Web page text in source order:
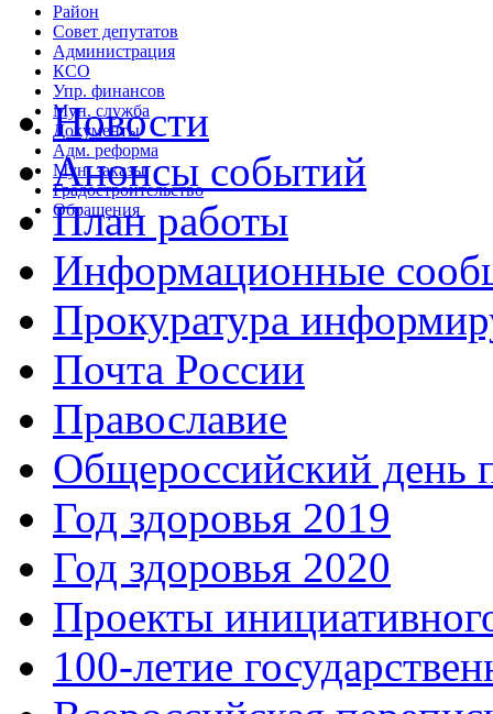
Район
Совет депутатов
Администрация
КСО
Упр. финансов
Мун. служба
Документы
Адм. реформа
Мун. заказы
Градостроительство
Обращения
Новости
Анонсы событий
План работы
Информационные
Прокуратура
Почта России
Православие
Общероссийский день
Год здоровья 2019
Год здоровья 2020
Проекты
100-летие